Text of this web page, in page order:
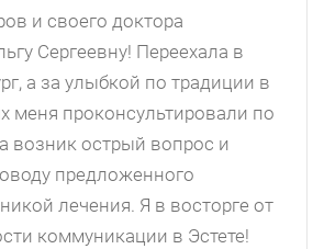
и своего доктора
Сергеевну! Переехала в
а за улыбкой по традиции в
меня проконсультировали по
возник острый вопрос и
предложенного
лечения. Я в восторге от
коммуникации в Эстете!